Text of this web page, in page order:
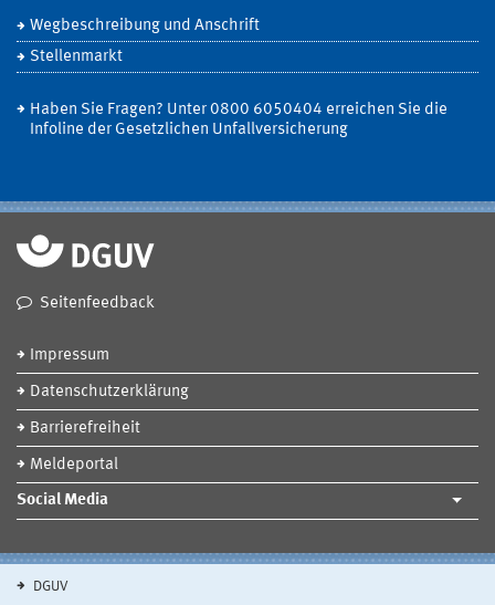
Wegbeschreibung und Anschrift
Stellenmarkt
Haben Sie Fragen? Unter 0800 6050404 erreichen Sie die
Infoline der Gesetzlichen Unfallversicherung
Seitenfeedback
Impressum
Datenschutzerklärung
Barrierefreiheit
Meldeportal
Social Media
DGUV